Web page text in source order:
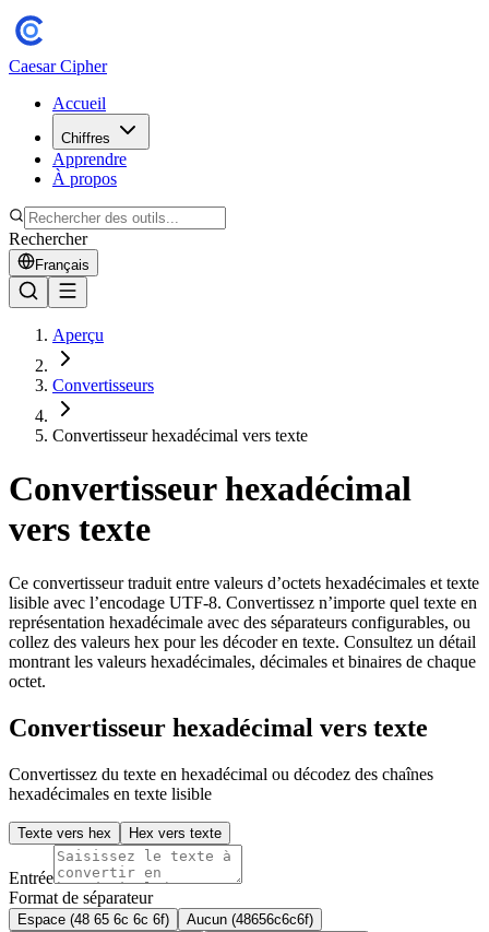
Caesar Cipher
Accueil
Chiffres
Apprendre
À propos
Rechercher
Français
Aperçu
Convertisseurs
Convertisseur hexadécimal vers texte
Convertisseur hexadécimal
vers texte
Ce convertisseur traduit entre valeurs d’octets hexadécimales et texte
lisible avec l’encodage UTF-8. Convertissez n’importe quel texte en
représentation hexadécimale avec des séparateurs configurables, ou
collez des valeurs hex pour les décoder en texte. Consultez un détail
montrant les valeurs hexadécimales, décimales et binaires de chaque
octet.
Convertisseur hexadécimal vers texte
Convertissez du texte en hexadécimal ou décodez des chaînes
hexadécimales en texte lisible
Texte vers hex Hex vers texte
Entrée
Format de séparateur
Espace (48 65 6c 6c 6f)
Aucun (48656c6c6f)